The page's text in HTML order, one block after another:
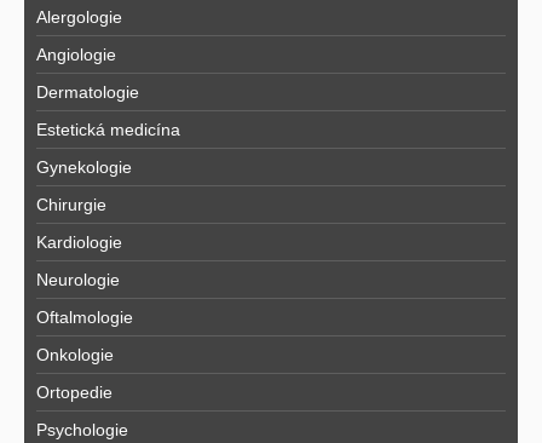
Alergologie
Angiologie
Dermatologie
Estetická medicína
Gynekologie
Chirurgie
Kardiologie
Neurologie
Oftalmologie
Onkologie
Ortopedie
Psychologie